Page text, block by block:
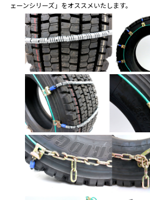
ェーンシリーズ」をオススメいたします。